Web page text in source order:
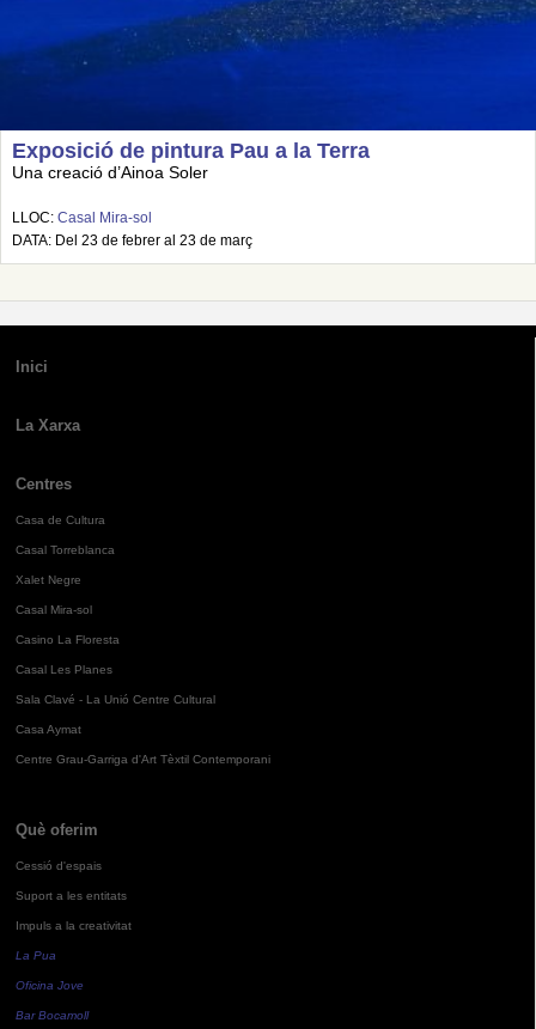
Exposició de pintura Pau a la Terra
Una creació d’Ainoa Soler
LLOC: Casal Mira-sol
DATA: Del 23 de febrer al 23 de març
Inici
La Xarxa
Centres
Casa de Cultura
Casal Torreblanca
Xalet Negre
Casal Mira-sol
Casino La Floresta
Casal Les Planes
Sala Clavé - La Unió Centre Cultural
Casa Aymat
Centre Grau-Garriga d'Art Tèxtil Contemporani
Què oferim
Cessió d'espais
Suport a les entitats
Impuls a la creativitat
La Pua
Oficina Jove
Bar Bocamoll